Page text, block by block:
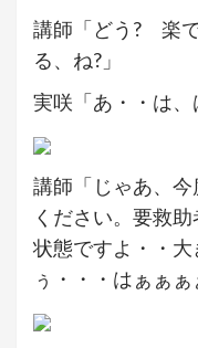
講師「どう? 楽
る、ね?」
実咲「あ・・は、
講師「じゃあ、
ください。要救
状態ですよ・・大
ぅ・・・はぁぁぁ